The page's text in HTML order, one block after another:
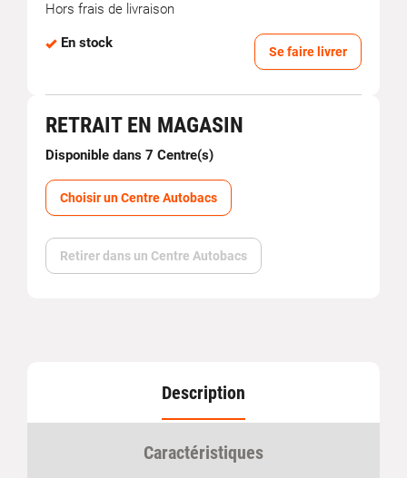
Hors frais de livraison
En stock
Se faire livrer
RETRAIT EN MAGASIN
Disponible dans 7 Centre(s)
Choisir un Centre Autobacs
Retirer dans un Centre Autobacs
Description
Caractéristiques